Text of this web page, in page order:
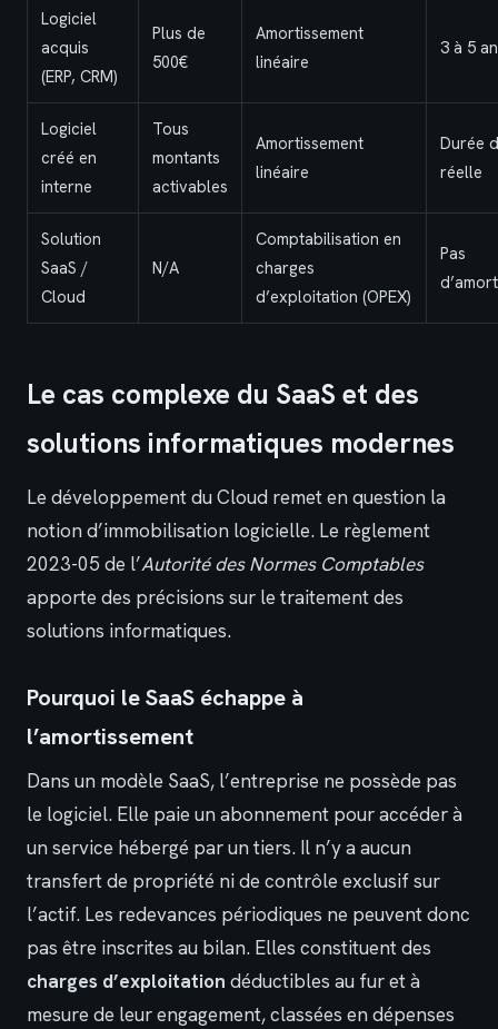
Logiciel
acquis
(ERP, CRM)
Plus de
500€
Amortissement
linéaire
3 à 5
Logiciel
créé en
interne
Tous
montants
activables
Amortissement
linéaire
Durée
réelle
Solution
SaaS /
Cloud
N/A
Comptabilisation en
charges
d’exploitation (OPEX)
Pas
Le cas complexe du SaaS et des
solutions informatiques modernes
Le développement du Cloud remet en question la
notion d’immobilisation logicielle. Le règlement
2023-05 de l’Autorité des Normes Comptables
apporte des précisions sur le traitement des
solutions informatiques.
Pourquoi le SaaS échappe à
l’amortissement
Dans un modèle SaaS, l’entreprise ne possède pas
le logiciel. Elle paie un abonnement pour accéder à
un service hébergé par un tiers. Il n’y a aucun
transfert de propriété ni de contrôle exclusif sur
l’actif. Les redevances périodiques ne peuvent donc
pas être inscrites au bilan. Elles constituent des
charges d’exploitation déductibles au fur et à
mesure de leur engagement, classées en dépenses